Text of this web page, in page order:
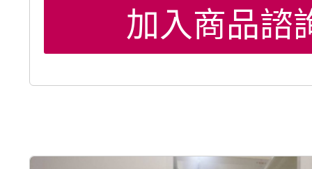
加入商品諮